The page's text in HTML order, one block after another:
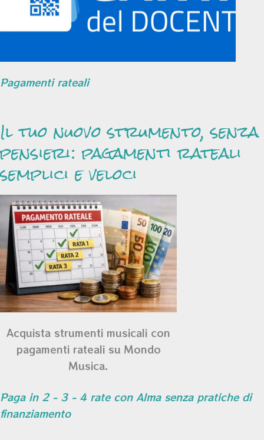
Pagamenti rateali
Il tuo nuovo strumento, senza
pensieri: pagamenti rateali
semplici e veloci
Acquista strumenti musicali con
pagamenti rateali su Mondo
Musica.
Paga in 2 - 3 - 4 rate con Alma senza pratiche di
finanziamento